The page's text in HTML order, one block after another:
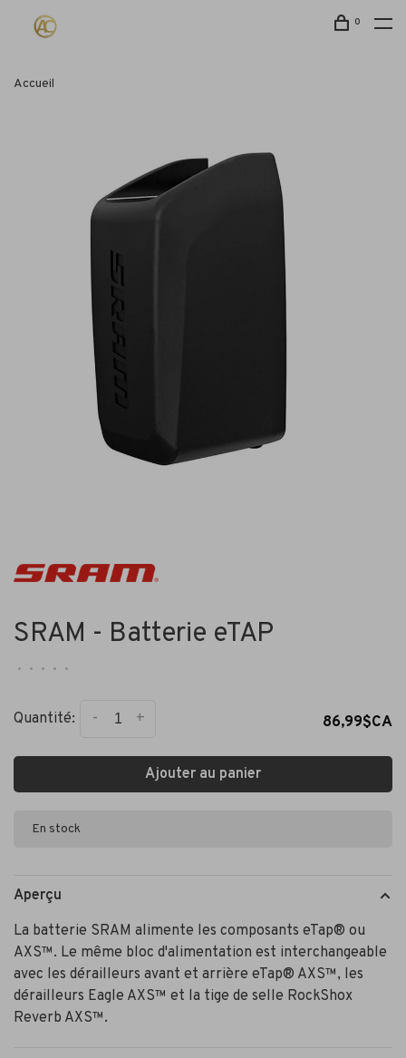
0
Accueil
SRAM - Batterie eTAP
• • • • •
Quantité: +
- 86,99$CA
Ajouter au panier
En stock
Aperçu
La batterie SRAM alimente les composants eTap® ou
AXS™. Le même bloc d'alimentation est interchangeable
avec les dérailleurs avant et arrière eTap® AXS™, les
dérailleurs Eagle AXS™ et la tige de selle RockShox
Reverb AXS™.